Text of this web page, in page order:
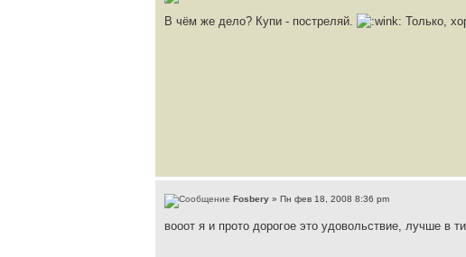
В чём же дело? Купи - постреляй. Только,
Fosbery » Пн фев 18, 2008 8:36 pm
вооот я и прото дорогое это удовольствие, лучше в